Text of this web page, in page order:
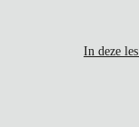
In deze